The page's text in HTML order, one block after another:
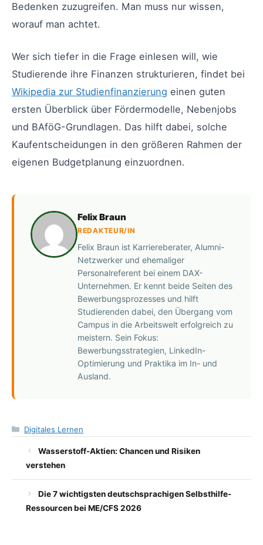
Bedenken zuzugreifen. Man muss nur wissen,
worauf man achtet.
Wer sich tiefer in die Frage einlesen will, wie
Studierende ihre Finanzen strukturieren, findet bei
Wikipedia zur Studienfinanzierung einen guten
ersten Überblick über Fördermodelle, Nebenjobs
und BAföG-Grundlagen. Das hilft dabei, solche
Kaufentscheidungen in den größeren Rahmen der
eigenen Budgetplanung einzuordnen.
Felix Braun
REDAKTEUR/IN
Felix Braun ist Karriereberater, Alumni-
Netzwerker und ehemaliger
Personalreferent bei einem DAX-
Unternehmen. Er kennt beide Seiten des
Bewerbungsprozesses und hilft
Studierenden dabei, den Übergang vom
Campus in die Arbeitswelt erfolgreich zu
meistern. Sein Fokus:
Bewerbungsstrategien, LinkedIn-
Optimierung und Praktika im In- und
Ausland.
Kategorien
Digitales Lernen
Wasserstoff-Aktien: Chancen und Risiken
verstehen
Die 7 wichtigsten deutschsprachigen Selbsthilfe-
Ressourcen bei ME/CFS 2026